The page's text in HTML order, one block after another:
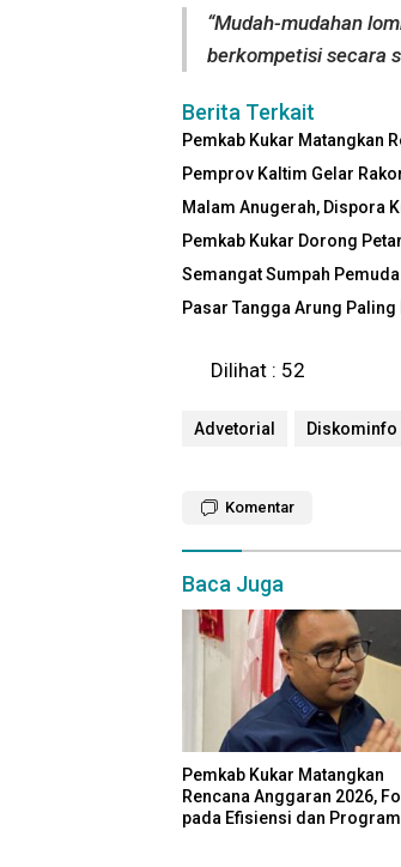
“Mudah-mudahan
berkompetisi secara
Berita Terkait
Pemkab Kukar Matangkan
Pemprov Kaltim Gelar
Malam Anugerah, Dispora
Pemkab Kukar Dorong
Semangat Sumpah
Pasar Tangga Arung
Dilihat : 52
Advetorial Diskominfo
Komentar
Baca Juga
Pemkab Kukar Matangkan
Rencana Anggaran 2026,
pada Efisiensi dan Program